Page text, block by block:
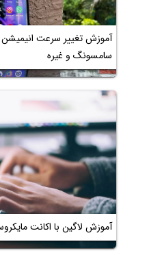
آموزش تغییر سرعت
سامسونگ و غیره
آموزش لاگین با اکانت